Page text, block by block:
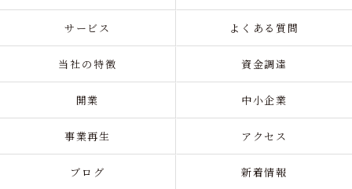
サービス よくある質問
当社の特徴 資金調達
開業 中小企業
事業再生 アクセス
ブログ 新着情報